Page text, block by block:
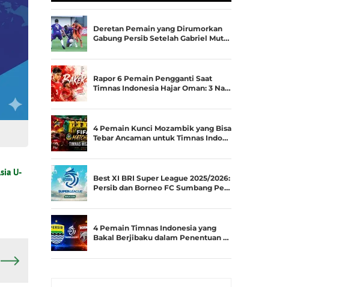
U-
Spesialis Runner-up Menjadi
Juara
Deretan Pemain yang Dirumorkan
Gabung Persib Setelah Gabriel Mut…
Rapor 6 Pemain Pengganti Saat
Timnas Indonesia Hajar Oman: 3 Na…
4 Pemain Kunci Mozambik yang Bisa
Tebar Ancaman untuk Timnas Indo…
Best XI BRI Super League 2025/2026:
Persib dan Borneo FC Sumbang Pe…
4 Pemain Timnas Indonesia yang
Bakal Berjibaku dalam Penentuan …